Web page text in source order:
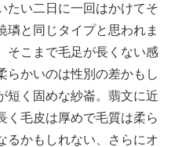
たい二日に一回はかけてそ
璘と同じタイプと思われま
そこまで毛足が長くない感
らかいのは性別の差かもし
短く固めな紗崙。翡文に近
く毛皮は厚めで毛質は柔ら
るかもしれない、さらにオ